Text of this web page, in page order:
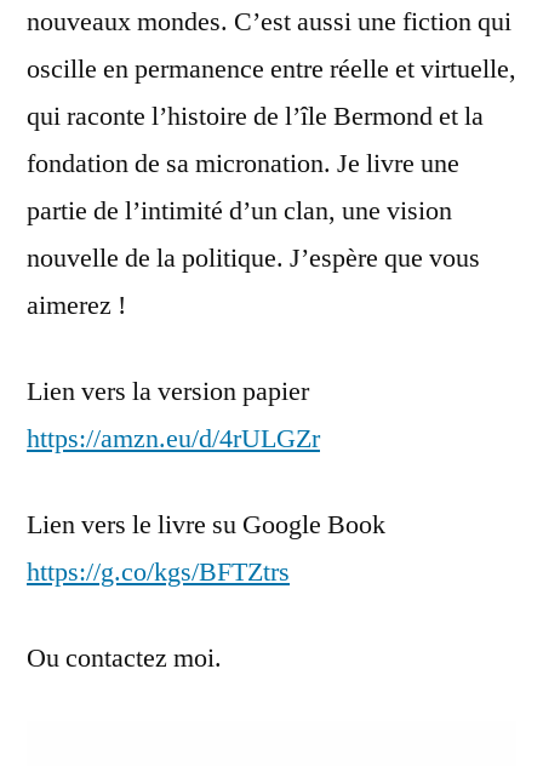
nouveaux mondes. C’est aussi une fiction qui
oscille en permanence entre réelle et virtuelle,
qui raconte l’histoire de l’île Bermond et la
fondation de sa micronation. Je livre une
partie de l’intimité d’un clan, une vision
nouvelle de la politique. J’espère que vous
aimerez !
Lien vers la version papier
https://amzn.eu/d/4rULGZr
Lien vers le livre su Google Book
https://g.co/kgs/BFTZtrs
Ou contactez moi.